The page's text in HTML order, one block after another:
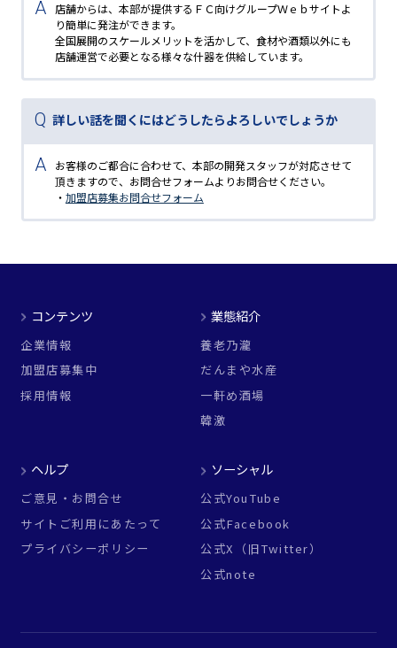
店舗からは、本部が提供するＦＣ向けグループＷｅｂサイトよ
り簡単に発注ができます。
全国展開のスケールメリットを活かして、食材や酒類以外にも
店舗運営で必要となる様々な什器を供給しています。
詳しい話を聞くにはどうしたらよろしいでしょうか
お客様のご都合に合わせて、本部の開発スタッフが対応させて
頂きますので、お問合せフォームよりお問合せください。
・ 加盟店募集お問合せフォーム
コンテンツ
企業情報
加盟店募集中
採用情報
業態紹介
養老乃瀧
だんまや水産
一軒め酒場
韓激
ヘルプ
ご意見・お問合せ
サイトご利用にあたって
プライバシーポリシー
ソーシャル
公式YouTube
公式Facebook
公式X（旧Twitter）
公式note